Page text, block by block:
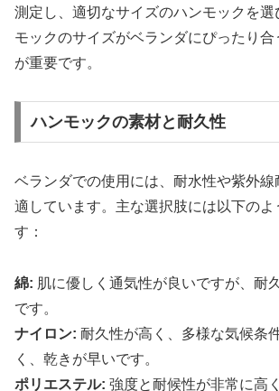
測定し、適切なサイズのハンモックを選
モックのサイズがベランダにぴったり合
が重要です。
ハンモックの素材と耐久性
ベランダでの使用には、耐水性や紫外
適しています。主な選択肢には以下のよ
す：
綿: 肌に優しく通気性が良いですが、耐
です。
ナイロン: 耐久性が高く、多様な気候条
く、乾きが早いです。
ポリエステル: 強度と耐候性が非常に高